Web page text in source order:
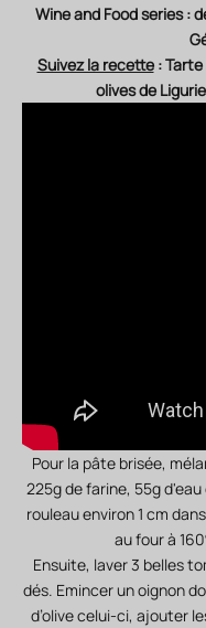
Wine and Food series :
Suivez la recette: Tarte
olives de
Pour la pâte brisée,
225g de farine, 55g
rouleau environ 1 cm
au four à
Ensuite, laver 3 belles
dés. Emincer un oignon
d’olive celui-ci, ajouter